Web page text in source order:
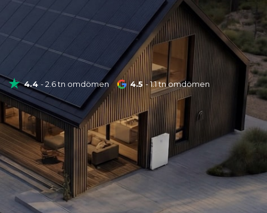
4.4- 2.6 tn omdömen 4.5- 1.1 tn omdömen